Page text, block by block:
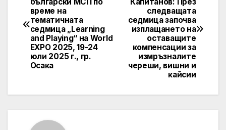
navigation
следващата
седмица започва
изплащането на
оставащите
компенсации за
измръзналите
череши, вишни и
кайсии
време на
тематичната
седмица „Learning
and Playing“ на World
EXPO 2025, 19-24
юли 2025 г., гр.
Осака